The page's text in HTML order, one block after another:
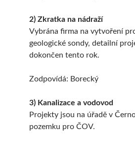
2) Zkratka na nádraží
Vybrána firma na vytvoření
geologické sondy, detailní
dokončen tento rok.
Zodpovídá: Borecký
3) Kanalizace a vodovod
Projekty jsou na úřadě v
pozemku pro ČOV.